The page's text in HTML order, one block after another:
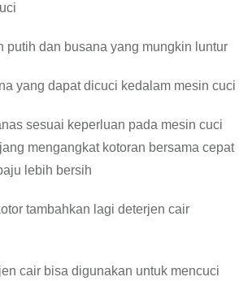
putih dan busana yang mungkin luntur
yang dapat dicuci kedalam mesin cuci
sesuai keperluan pada mesin cuci
mengangkat kotoran bersama cepat
lebih bersih
tambahkan lagi deterjen cair
cair bisa digunakan untuk mencuci